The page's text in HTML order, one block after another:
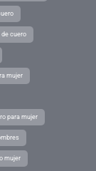
cuero
mujer
para mujer
mujer